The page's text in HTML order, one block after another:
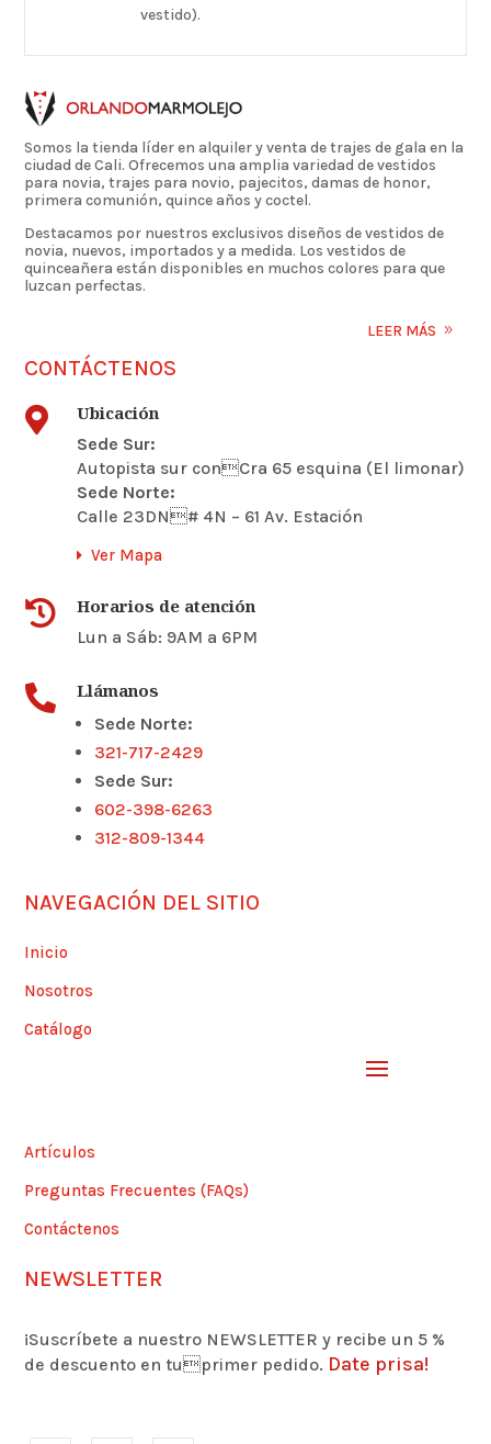
vestido).
Somos la tienda líder en alquiler y venta de trajes de gala en la
ciudad de Cali. Ofrecemos una amplia variedad de vestidos
para novia, trajes para novio, pajecitos, damas de honor,
primera comunión, quince años y coctel.
Destacamos por nuestros exclusivos diseños de vestidos de
novia, nuevos, importados y a medida. Los vestidos de
quinceañera están disponibles en muchos colores para que
luzcan perfectas.
LEER MÁS
CONTÁCTENOS
 Ubicación
Sede Sur:
Autopista sur conCra 65 esquina (El limonar)
Sede Norte:
Calle 23DN# 4N – 61 Av. Estación
Ver Mapa
 Horarios de atención
Lun a Sáb: 9AM a 6PM
 Llámanos
Sede Norte:
321-717-2429
Sede Sur:
602-398-6263
312-809-1344
NAVEGACIÓN DEL SITIO
Inicio
Nosotros
Catálogo
Artículos
Preguntas Frecuentes (FAQs)
Contáctenos
NEWSLETTER
¡Suscríbete a nuestro NEWSLETTER y recibe un 5 %
de descuento en tuprimer pedido. Date prisa!